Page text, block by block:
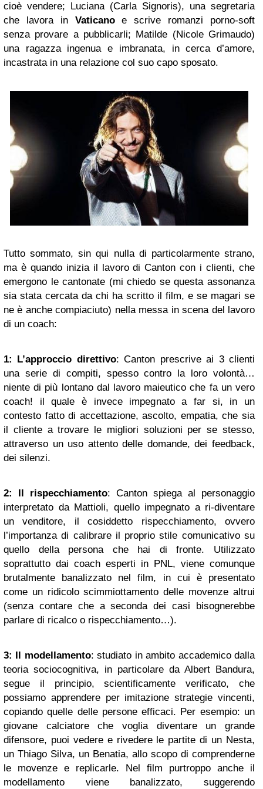
cioè vendere; Luciana (Carla Signoris), una segretaria
che lavora in Vaticanoe scrive romanzi porno-soft
senza provare a pubblicarli; Matilde (Nicole Grimaudo)
una ragazza ingenua e imbranata, in cerca d’amore,
incastrata in una relazione col suo capo sposato.
Tutto sommato, sin qui nulla di particolarmente strano,
ma è quando inizia il lavoro di Canton con i clienti, che
emergono le cantonate (mi chiedo se questa assonanza
sia stata cercata da chi ha scritto il film, e se magari se
ne è anche compiaciuto) nella messa in scena del lavoro
di un coach:
1: L’approccio direttivo: Canton prescrive ai 3 clienti
una serie di compiti, spesso contro la loro volontà…
niente di più lontano dal lavoro maieutico che fa un vero
coach! il quale è invece impegnato a far si, in un
contesto fatto di accettazione, ascolto, empatia, che sia
il cliente a trovare le migliori soluzioni per se stesso,
attraverso un uso attento delle domande, dei feedback,
dei silenzi.
2: Il rispecchiamento: Canton spiega al personaggio
interpretato da Mattioli, quello impegnato a ri-diventare
un venditore, il cosiddetto rispecchiamento, ovvero
l’importanza di calibrare il proprio stile comunicativo su
quello della persona che hai di fronte. Utilizzato
soprattutto dai coach esperti in PNL, viene comunque
brutalmente banalizzato nel film, in cui è presentato
come un ridicolo scimmiottamento delle movenze altrui
(senza contare che a seconda dei casi bisognerebbe
parlare di ricalco o rispecchiamento…).
3: Il modellamento: studiato in ambito accademico dalla
teoria sociocognitiva, in particolare da Albert Bandura,
segue il principio, scientificamente verificato, che
possiamo apprendere per imitazione strategie vincenti,
copiando quelle delle persone efficaci. Per esempio: un
giovane calciatore che voglia diventare un grande
difensore, puoi vedere e rivedere le partite di un Nesta,
un Thiago Silva, un Benatia, allo scopo di comprenderne
le movenze e replicarle. Nel film purtroppo anche il
modellamento viene banalizzato, suggerendo